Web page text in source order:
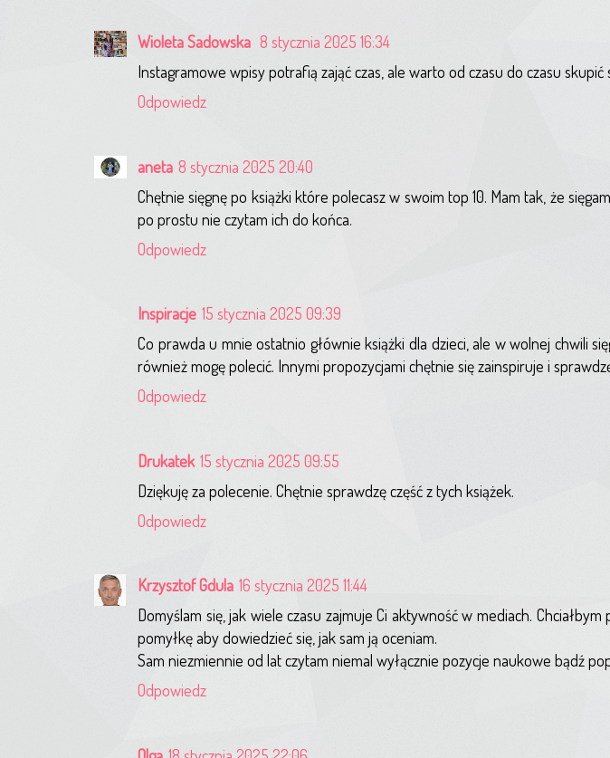
Wioleta Sadowska 8 stycznia 2025 16:34
Instagramowe wpisy potrafią zająć czas, ale warto od czasu do czasu
Odpowiedz
aneta 8 stycznia 2025 20:40
Chętnie sięgnę po książki które polecasz w swoim top 10. Mam tak, że
po prostu nie czytam ich do końca.
Odpowiedz
Inspiracje 15 stycznia 2025 09:39
Co prawda u mnie ostatnio głównie książki dla dzieci, ale w wolnej chwili
również mogę polecić. Innymi propozycjami chętnie się zainspiruje i
Odpowiedz
Drukatek 15 stycznia 2025 09:55
Dziękuję za polecenie. Chętnie sprawdzę część z tych książek.
Odpowiedz
Krzysztof Gdula 16 stycznia 2025 11:44
Domyślam się, jak wiele czasu zajmuje Ci aktywność w mediach.
pomyłkę aby dowiedzieć się, jak sam ją oceniam.
Sam niezmiennie od lat czytam niemal wyłącznie pozycje naukowe bądź
Odpowiedz